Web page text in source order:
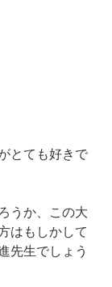
とても好きで
うか、この大
はもしかして
先生でしょう